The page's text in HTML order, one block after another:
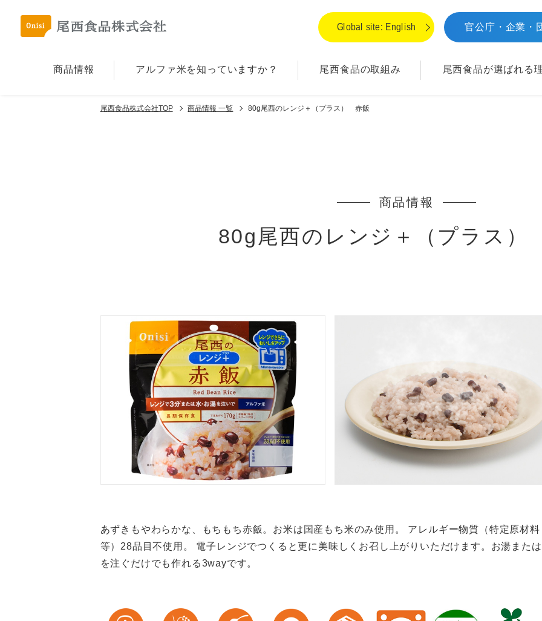
Global site: English 官公庁・企業・
商品情報 アルファ⽶を知っていますか？ 尾西食品の取組み 尾西食品が選ばれる
尾西食品株式会社TOP 商品情報 一覧 80g尾西のレンジ＋（プラス） 赤飯
商品情報
80g尾西のレンジ＋（プラス
あずきもやわらかな、もちもち赤飯。お米は国産もち米のみ使用。 アレルギー物質（特定原材料
等）28品目不使用。 電子レンジでつくると更に美味しくお召し上がりいただけます。お湯また
を注ぐだけでも作れる3wayです。